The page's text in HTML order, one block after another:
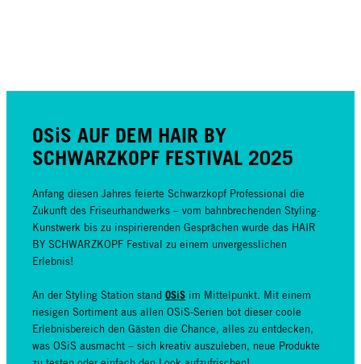
OSiS AUF DEM HAIR BY
SCHWARZKOPF FESTIVAL 2025
Anfang diesen Jahres feierte Schwarzkopf Professional die
Zukunft des Friseurhandwerks – vom bahnbrechenden Styling-
Kunstwerk bis zu inspirierenden Gesprächen wurde das HAIR
BY SCHWARZKOPF Festival zu einem unvergesslichen
Erlebnis!
An der Styling Station stand OSiS im Mittelpunkt. Mit einem
riesigen Sortiment aus allen OSiS-Serien bot dieser coole
Erlebnisbereich den Gästen die Chance, alles zu entdecken,
was OSiS ausmacht – sich kreativ auszuleben, neue Produkte